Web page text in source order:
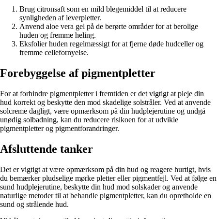
Brug citronsaft som en mild blegemiddel til at reducere
synligheden af leverpletter.
Anvend aloe vera gel på de berørte områder for at berolige
huden og fremme heling.
Eksfolier huden regelmæssigt for at fjerne døde hudceller og
fremme cellefornyelse.
Forebyggelse af pigmentpletter
For at forhindre pigmentpletter i fremtiden er det vigtigt at pleje din
hud korrekt og beskytte den mod skadelige solstråler. Ved at anvende
solcreme dagligt, være opmærksom på din hudplejerutine og undgå
unødig solbadning, kan du reducere risikoen for at udvikle
pigmentpletter og pigmentforandringer.
Afsluttende tanker
Det er vigtigt at være opmærksom på din hud og reagere hurtigt, hvis
du bemærker pludselige mørke pletter eller pigmentfejl. Ved at følge en
sund hudplejerutine, beskytte din hud mod solskader og anvende
naturlige metoder til at behandle pigmentpletter, kan du opretholde en
sund og strålende hud.